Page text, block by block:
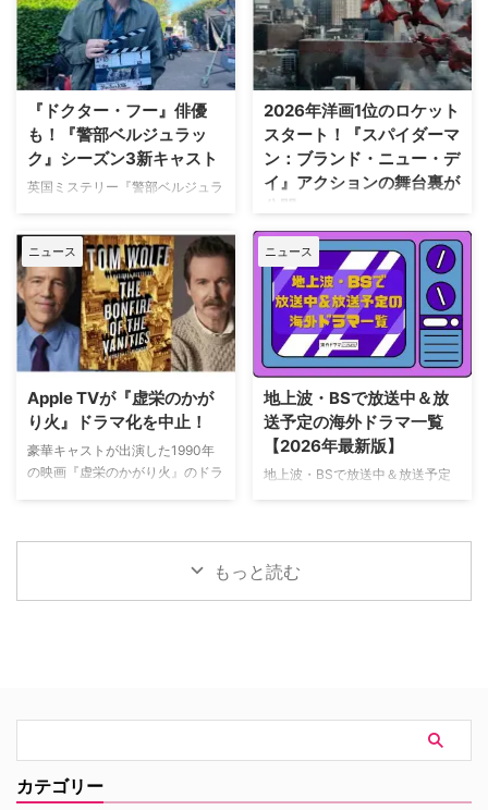
止期間中に深刻な自動車事故に遭
っていたことが分かった。 生き
ていられることに心から感謝 ミ
ニーは過去8週間にわたり、
Instagram上で「パリ近況報告」
と題した動画シリーズを投稿。最
終シーズンの撮影で滞在していた
パリでの日常をファンに届けてい
た。しかし8月6日（木）早朝、
公開。「パリの最新情報だけど、
実はロンドンに戻っ …
ェイソン・ベイトマンも関与
Netflixは、今年3月のMLB開幕戦
をライヴ配信したのを皮切りに、
7月のホームランダービーもリリ
を深めている。この協力関係は
2028年まで続く予定だ。今月中
旬に行われるフィールド・オブ・
ドリームス（映画『フィールド・
オブ・ドリームス』の舞台となっ
たアイオワ州のとうもろこし畑の
中にある球 …
『ドクター・フー』俳優
も！『警部ベルジュラッ
ク』シーズン3新キャスト
英国ミステリー『警部ベルジュラ
ている。また、4人のキャストが
新たに加わることも明らかになっ
た。英BBCなど複数のメディアが
伝えている。 これまでで最も衝
撃的な事件に巻き込まれるベルジ
ュラック 1981年から1991年にか
けて英BBCで放送されたジョン・
『Bergerac（原題）』をリブー
トした本作。イギリス海峡に浮か
ぶジャージー島を舞台に、警部の
ジム・ベルジュラックが事件に挑
2026年洋画1位のロケット
スタート！『スパイダーマ
ン：ブランド・ニュー・デ
イ』アクションの舞台裏が
公開
トム・ホランド演じるスパイダー
マンの新たな物語を描く映画『ス
パイダーマン：ブランド・ニュ
ー・デイ』が大ヒット上映中だ。
公開初日の興行収入は5億6,000
万円を超え、2026年公開の洋画
ナンバーワンを記録。このたび、
主演のトム・ホランド自らが臨場
感あふれるアクションシーン撮影
の裏側を明かす特別映像が公開さ
れた。 世界中で大ヒットを記
録！ 映画史に残る快挙を達成 ソ
ニー・ピクチャーズ配給、トム・
ー＝スパイダーマンの新たなる物
語、『スパイダーマン：ブラン
ド・ニュー・デイ』が大ヒット …
ニュース
Apple TVが『虚栄のかが
り火』ドラマ化を中止！
豪華キャストが出演した1990年
の映画『虚栄のかがり火』のドラ
トム・ウルフのベストセラー小説
く。人種間の対立を煽って全国的
な名声を得た …
ニュース
地上波・BSで放送中＆放
送予定の海外ドラマ一覧
【2026年最新版】
地上波・BSで放送中＆放送予定
中＆放送予定の海外ドラマ 海外
ドラマ『DOC（ドック） あす
へのカルテ』 NHK BSプレミアム
4K｜毎週（木） 17：00～ イタ
ーロ ほか ≫≫『DOC（ドッ
ク）3 あすへのカルテ』詳細 海
すへのカルテ』 総合｜毎週
もっと読む
カテゴリー